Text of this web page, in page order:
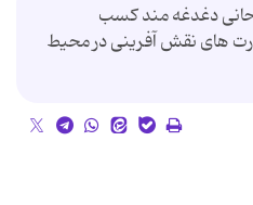
دغدغه مند کسب
های نقش آفرینی در محیط